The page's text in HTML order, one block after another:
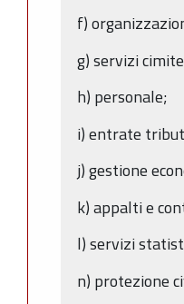
f)
g) servizi
h) personale;
i) entrate
j) gestione
k) appalti e
l) servizi
n) protezione